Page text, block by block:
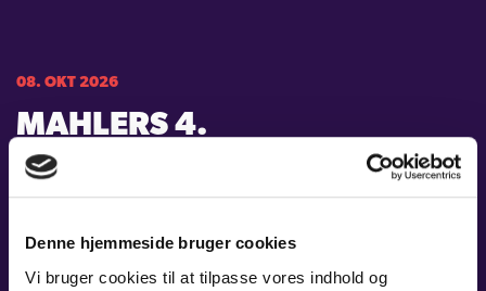
Denne hjemmeside bruger cookies
Vi bruger cookies til at tilpasse vores indhold og
08. OKT 2026
MAHLERS 4.
Tid:19:00
Sted:Carl Nielsen Salen, Odense Koncerthus